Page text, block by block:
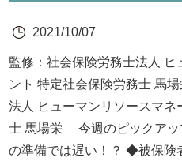
2021/10/07
監修：社会保険労務士法人 ヒ
ント 特定社会保険労務士 馬
法人 ヒューマンリソースマ
士 馬場栄 今週のピックアッ
の準備では遅い！？ ◆被保険